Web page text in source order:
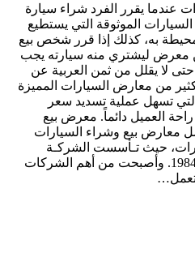
عندما يقرر الفرد شراء سيارة
الموثوقة التي يستطيع
محيطة به، كذلك إذا قرر شخص بيع
معرض ليشتري منه سيارته يجب
لا يقلل من ثمن العربية عن
من معارض السيارات المميزة
تسهل عملية تسديد سعر
العميل دائماً. معرض بيع
معارض بيع وشراء السيارات
حيث تـأسست الشركـة
المصريـة للسيارات عام 1984. وأصبحت من أهم الشركات